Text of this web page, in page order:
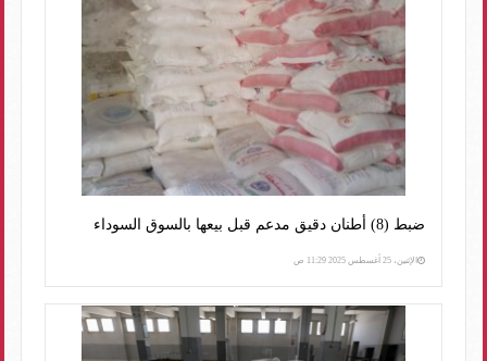
ضبط (8) أطنان دقيق مدعم قبل بيعها بالسوق السوداء
الإثنين، 25 أغسطس 2025 11:29 ص